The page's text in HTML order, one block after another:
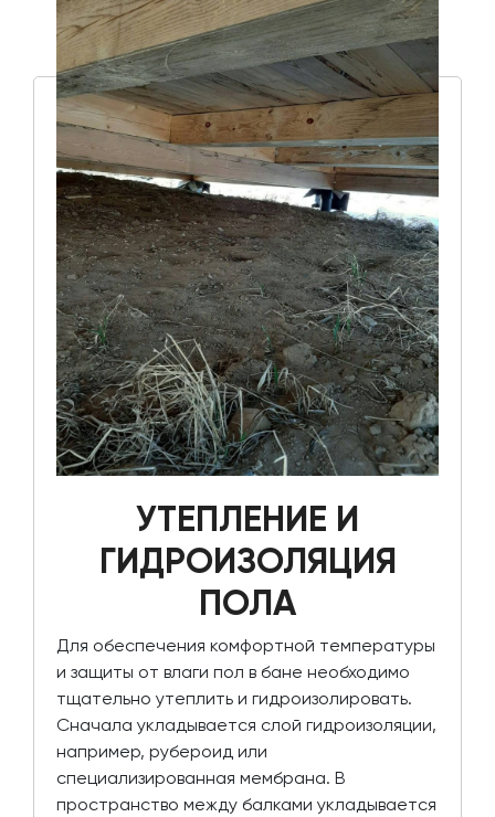
УТЕПЛЕНИЕ И
ГИДРОИЗОЛЯЦИЯ
ПОЛА
Для обеспечения комфортной температуры
и защиты от влаги пол в бане необходимо
тщательно утеплить и гидроизолировать.
Сначала укладывается слой гидроизоляции,
например, рубероид или
специализированная мембрана. В
пространство между балками укладывается